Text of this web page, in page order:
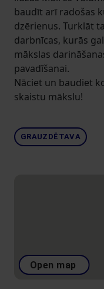
baudīt arī radošas
dzērienus. Turklāt
darbnīcas, kurās
mākslas
pavadīšanai.
Nāciet un baudiet
skaistu mākslu!
GRAUZDĒTAVA
Open map